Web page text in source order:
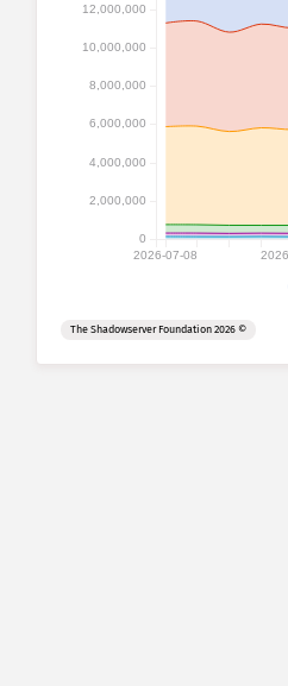
2026-07-08
0
2,000,000
4,000,000
6,000,000
8,000,000
10,000,000
12,000,000
© 2026 The Shadowserver Foundation